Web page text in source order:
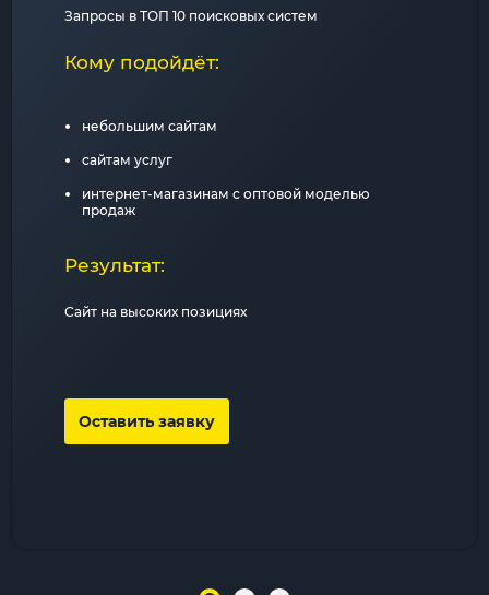
Запросы в ТОП 10 поисковых систем
Кому подойдёт:
небольшим сайтам
сайтам услуг
интернет-магазинам с оптовой моделью
продаж
Результат:
Сайт на высоких позициях
Оставить заявку